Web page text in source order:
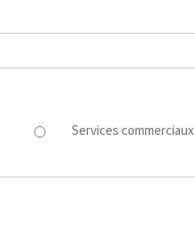
Services commerciaux